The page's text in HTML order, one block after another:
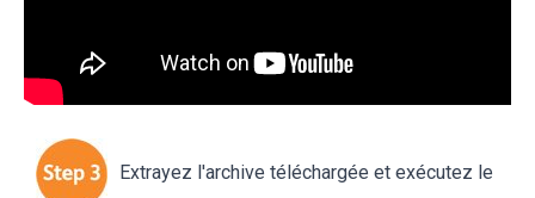
Extrayez l'archive téléchargée et exécutez le